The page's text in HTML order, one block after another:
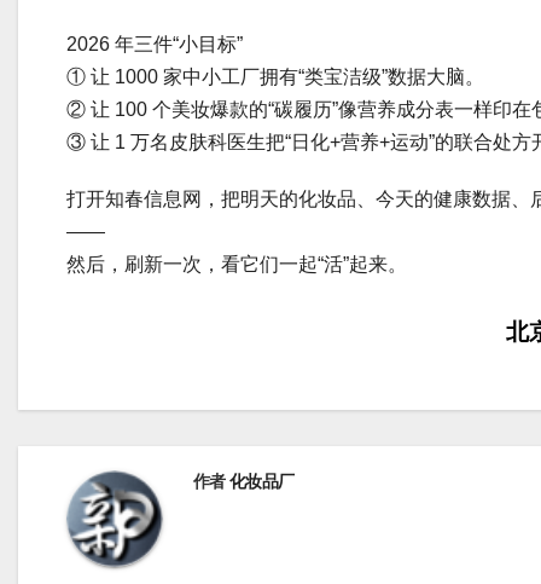
2026 年三件“小目标”
① 让 1000 家中小工厂拥有“类宝洁级”数据大脑。
② 让 100 个美妆爆款的“碳履历”像营养成分表一样印在
③ 让 1 万名皮肤科医生把“日化+营养+运动”的联合处方
打开知春信息网，把明天的化妆品、今天的健康数据、
——
然后，刷新一次，看它们一起“活”起来。
航
北
作者化妆品厂